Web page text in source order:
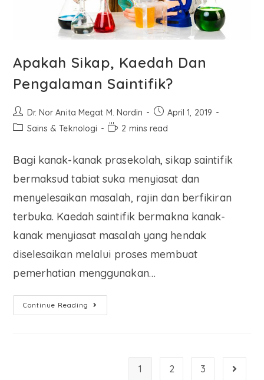
Apakah Sikap, Kaedah Dan
Pengalaman Saintifik?
Dr. Nor Anita Megat M. Nordin
April 1, 2019
Sains & Teknologi
2 mins read
Bagi kanak-kanak prasekolah, sikap saintifik
bermaksud tabiat suka menyiasat dan
menyelesaikan masalah, rajin dan berfikiran
terbuka. Kaedah saintifik bermakna kanak-
kanak menyiasat masalah yang hendak
diselesaikan melalui proses membuat
pemerhatian menggunakan…
Continue Reading
1 2 3